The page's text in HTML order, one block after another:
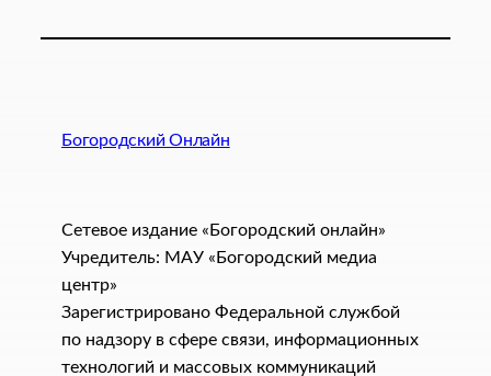
Богородский Онлайн
Сетевое издание «Богородский онлайн»
Учредитель: МАУ «Богородский медиа
центр»
Зарегистрировано Федеральной службой
по надзору в сфере связи, информационных
технологий и массовых коммуникаций